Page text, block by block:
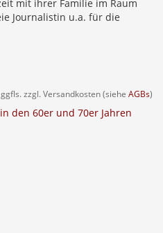
mit ihrer Familie im Raum
Journalistin u.a. für die
zzgl. Versandkosten (siehe AGBs)
den 60er und 70er Jahren